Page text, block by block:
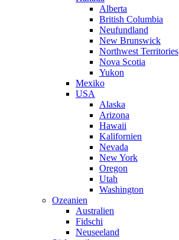
Alberta
British Columbia
Neufundland
New Brunswick
Northwest Territories
Nova Scotia
Yukon
Mexiko
USA
Alaska
Arizona
Hawaii
Kalifornien
Nevada
New York
Oregon
Utah
Washington
Ozeanien
Australien
Fidschi
Neuseeland